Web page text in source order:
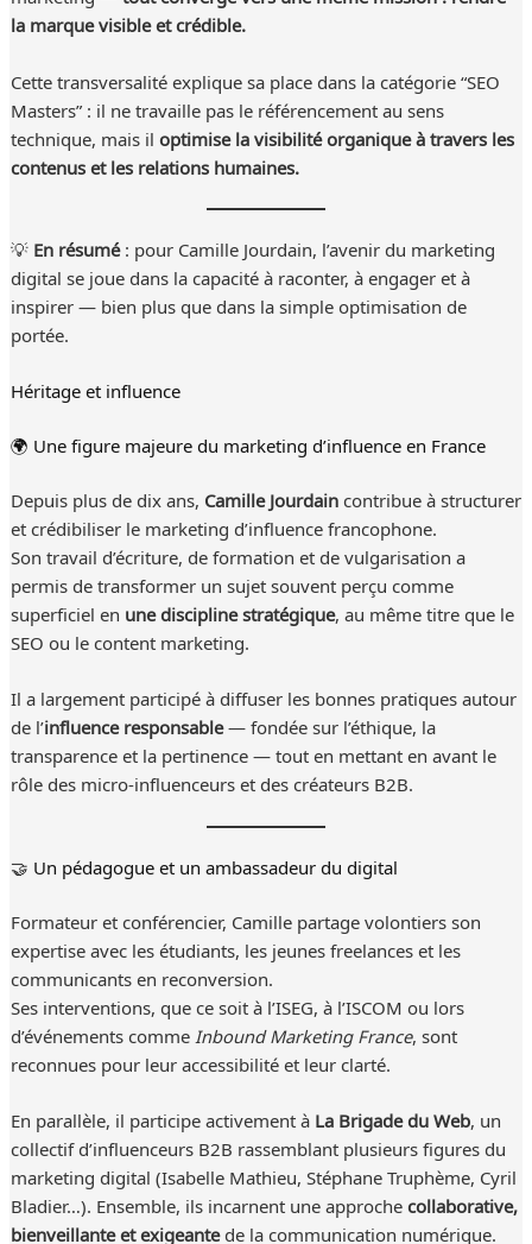
la marque visible et crédible.
Cette transversalité explique sa place dans la catégorie “SEO
Masters” : il ne travaille pas le référencement au sens
technique, mais iloptimise la visibilité organique à travers les
contenus et les relations humaines.
💡En résumé: pour Camille Jourdain, l’avenir du marketing
digital se joue dans la capacité à raconter, à engager et à
inspirer — bien plus que dans la simple optimisation de
portée.
Héritage et influence
🌍 Une figure majeure du marketing d’influence en France
Depuis plus de dix ans, Camille Jourdaincontribue à structurer
et crédibiliser le marketing d’influence francophone.
Son travail d’écriture, de formation et de vulgarisation a
permis de transformer un sujet souvent perçu comme
superficiel en une discipline stratégique, au même titre que le
SEO ou le content marketing.
Il a largement participé à diffuser les bonnes pratiques autour
de l’influence responsable— fondée sur l’éthique, la
transparence et la pertinence — tout en mettant en avant le
rôle des micro-influenceurs et des créateurs B2B.
🤝 Un pédagogue et un ambassadeur du digital
Formateur et conférencier, Camille partage volontiers son
expertise avec les étudiants, les jeunes freelances et les
communicants en reconversion.
Ses interventions, que ce soit à l’ISEG, à l’ISCOM ou lors
d’événements commeInbound Marketing France, sont
reconnues pour leur accessibilité et leur clarté.
En parallèle, il participe activement àLa Brigade du Web, un
collectif d’influenceurs B2B rassemblant plusieurs figures du
marketing digital (Isabelle Mathieu, Stéphane Truphème, Cyril
Bladier…). Ensemble, ils incarnent une approchecollaborative,
bienveillante et exigeantede la communication numérique.